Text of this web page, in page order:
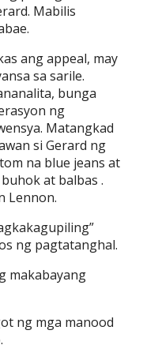
Mabilis
ang appeal, may
sa sarile.
bunga
ng
Matangkad
si Gerard ng
na blue jeans at
at balbas .
Lennon.
ng pagtatanghal.
makabayang
ng mga manood